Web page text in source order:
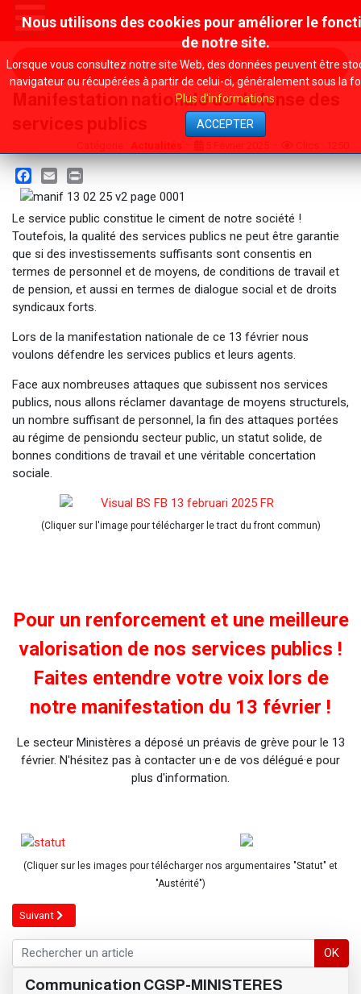
WWW.CGSP-FINANCES.BE
Manifestation nationale de défense des
Facebook
EmailPrint
Le service public constitue le ciment de notre société !
Toutefois, la qualité des services publics ne peut être garantie
que si des investissements suffisants sont consentis en
termes de personnel et de moyens, de conditions de travail et
de pension, et aussi en termes de dialogue social et de droits
syndicaux forts.
Lors de la manifestation nationale de ce 13 février nous
voulons défendre les services publics et leurs agents.
Face aux nombreuses attaques que subissent nos services
publics, nous allons réclamer davantage de moyens structurels,
un nombre suffisant de personnel, la fin des attaques portées
au régime de pensiondu secteur public, un statut solide, de
bonnes conditions de travail et une véritable concertation
sociale.
(Cliquer sur l'image pour télécharger le tract du front commun)
Pour un renforcement et une meilleure
valorisation de nos services publics !
Faites entendre votre voix lors de
notre manifestation du 13 février !
Le secteur Ministères a déposé un préavis de grève pour le 13
février. N'hésitez pas à contacter un·e de vos délégué·e pour
plus d'information.
(Cliquer sur les images pour télécharger nos argumentaires "Statut" et
"Austérité")
Article suivant : Grève Fonction publique le 18 décembre
Suivant
OK
Communication CGSP-MINISTERES
Nous utilisons des cookies pour améliorer le
de notre site.
Lorsque vous consultez notre site Web, des données peuvent être
navigateur ou récupérées à partir de celui-ci, généralement sous la
Plus d'informations
ACCEPTER